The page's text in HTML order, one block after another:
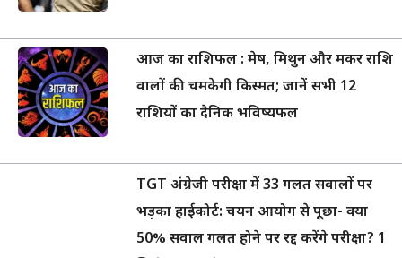
आज का राशिफल : मेष, मिथुन और मकर राशि
वालों की चमकेगी किस्मत; जानें सभी 12
राशियों का दैनिक भविष्यफल
TGT अंग्रेजी परीक्षा में 33 गलत सवालों पर
भड़का हाईकोर्ट: चयन आयोग से पूछा- क्या
50% सवाल गलत होने पर रद्द करेंगे परीक्षा? 1